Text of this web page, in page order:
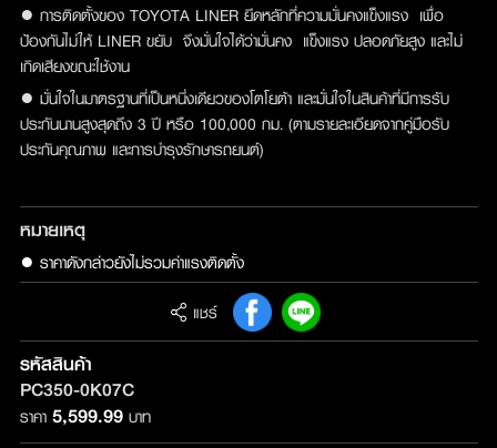
● การติดตั้งของ TOYOTA LINER ยึดหลักที่ความมั่นคงแข็งแรง เพื่อ
ป้องกันไม่ให้ LINER ขยับ จึงมั่นใจได้ว่ามั่นคง แข็งแรง ปลอดภัยสูง และไม่
เกิดเสียงขณะใช้งาน
● มั่นใจในมาตรฐานที่เป็นหนึ่งเดียวของโตโยต้า และมั่นใจในสินค้าที่มีการรับ
ประกันนานสูงสุดถึง 3 ปี หรือ 100,000 กม. (ตามรายละเอียดจากคู่มือรับ
ประกันคุณภาพ และการบำรุงรักษารถยนต์)
หมายเหตุ
● ราคาดังกล่าวยังไม่รวมค่าแรงติดตั้ง
แชร์
รหัสสินค้า
PC350-0K07C
ราคา 5,599.99บาท